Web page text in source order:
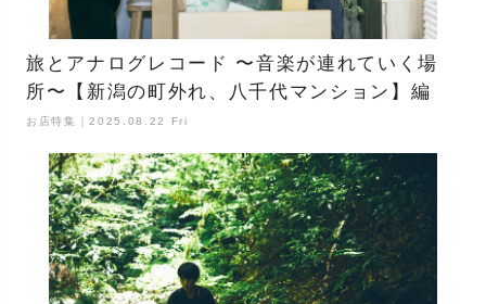
旅とアナログレコード 〜音楽が連れていく場
所〜【新潟の町外れ、八千代マンション】編
お店特集｜2025.08.22 Fri